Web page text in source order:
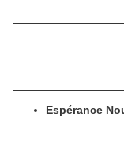
Espérance